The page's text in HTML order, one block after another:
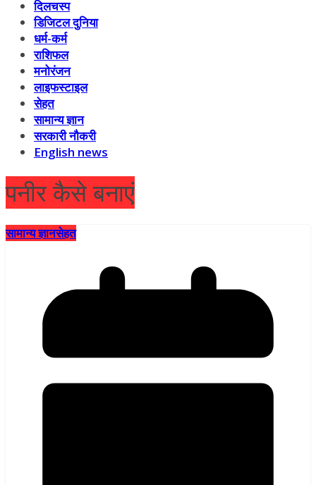
दिलचस्प
डिजिटल दुनिया
धर्म-कर्म
राशिफल
मनोरंजन
लाइफस्टाइल
सेहत
सामान्य ज्ञान
सरकारी नौकरी
English news
पनीर कैसे बनाएं
सामान्य ज्ञानसेहत